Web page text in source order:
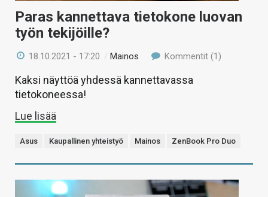
Paras kannettava tietokone luovan
työn tekijöille?
18.10.2021 - 17:20 /Mainos Kommentit (1)
Kaksi näyttöä yhdessä kannettavassa
tietokoneessa!
Lue lisää
Asus Kaupallinen yhteistyö Mainos ZenBook Pro Duo